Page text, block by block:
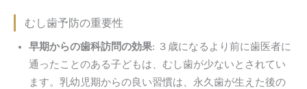
むし歯予防の重要性
早期からの歯科訪問の効果: ３歳になるより前に歯医者に
通ったことのある子どもは、むし歯が少ないとされてい
ます。乳幼児期からの良い習慣は、永久歯が生えた後の